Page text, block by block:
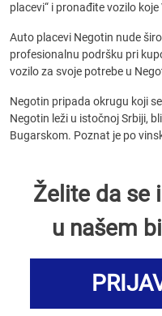
placevi“ i pronađite vozilo
Auto placevi Negotin nude
profesionalnu podršku pri
vozilo za svoje potrebe u
Negotin pripada okrugu koji
Negotin leži u istočnoj Srbiji,
Bugarskom. Poznat je po
Želite da se
u našem